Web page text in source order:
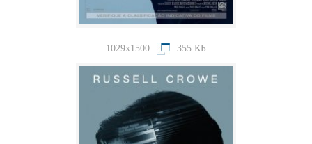
1029x1500 355 КБ